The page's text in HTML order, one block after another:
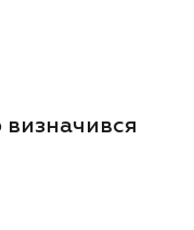
визначився